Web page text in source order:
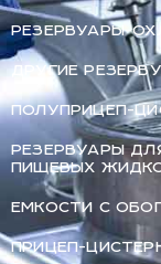
РЕЗЕРВУАРЫ-
ДРУГИЕ
ПОЛУПРИЦЕП-
РЕЗЕРВУАРЫ
ПИЩЕВЫХ
ЕМКОСТИ С
ПРИЦЕП-